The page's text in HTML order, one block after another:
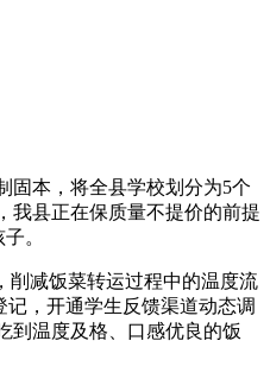
本，将全县学校划分为5个
我县正在保质量不提价的前提
。
减饭菜转运过程中的温度流
，开通学生反馈渠道动态调
到温度及格、口感优良的饭